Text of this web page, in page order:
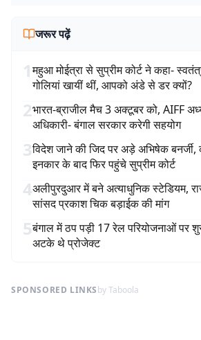
जरूर पढ़ें
1महुआ मोईत्रा से सुप्रीम कोर्ट ने कहा-
गोलियां खायीं थीं, आपको अंडे से डर क्यों?
2भारत-ब्राजील मैच 3 अक्टूबर को, AIFF
अधिकारी- बंगाल सरकार करेगी सहयोग
3विदेश जाने की जिद पर अड़े अभिषेक बनर्जी,
इनकार के बाद फिर पहुंचे सुप्रीम कोर्ट
4अलीपुरदुआर में बने अत्याधुनिक स्टेडियम,
सांसद प्रकाश चिक बड़ाईक की मांग
5बंगाल में ठप पड़ी 17 रेल परियोजनाओं पर
अटके थे प्रोजेक्ट
SPONSORED LINKSby Taboola